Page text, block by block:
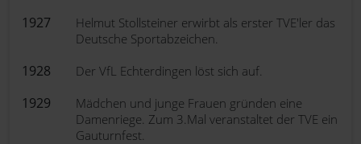
1927
Helmut Stollsteiner erwirbt als erster TVE'ler das
Deutsche Sportabzeichen.
1928 Der VfL Echterdingen löst sich auf.
1929
Mädchen und junge Frauen gründen eine
Damenriege. Zum 3.Mal veranstaltet der TVE ein
Gauturnfest.